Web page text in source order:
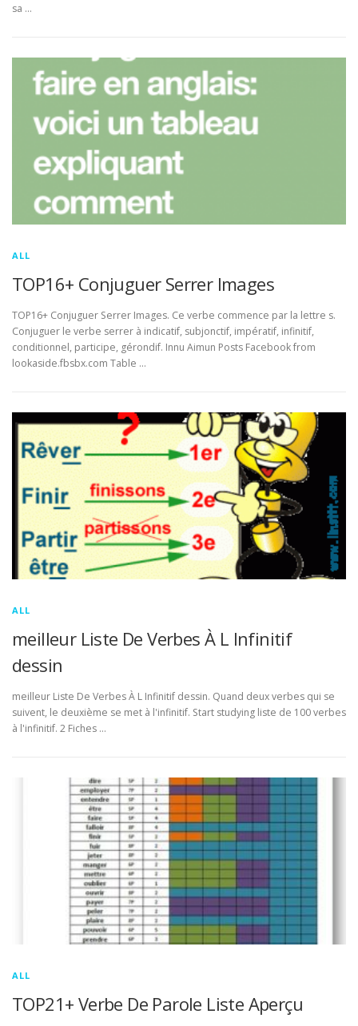
sa …
ALL
TOP16+ Conjuguer Serrer Images
TOP16+ Conjuguer Serrer Images. Ce verbe commence par la lettre s.
Conjuguer le verbe serrer à indicatif, subjonctif, impératif, infinitif,
conditionnel, participe, gérondif. Innu Aimun Posts Facebook from
lookaside.fbsbx.com Table …
ALL
meilleur Liste De Verbes À L Infinitif
dessin
meilleur Liste De Verbes À L Infinitif dessin. Quand deux verbes qui se
suivent, le deuxième se met à l'infinitif. Start studying liste de 100 verbes
à l'infinitif. 2 Fiches …
ALL
TOP21+ Verbe De Parole Liste Aperçu